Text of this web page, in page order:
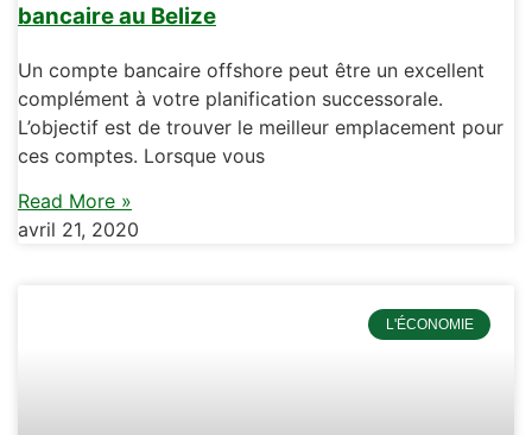
bancaire au Belize
Un compte bancaire offshore peut être un excellent
complément à votre planification successorale.
L’objectif est de trouver le meilleur emplacement pour
ces comptes. Lorsque vous
Read More »
avril 21, 2020
L'ÉCONOMIE